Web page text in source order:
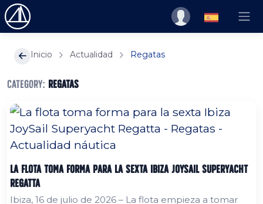
Inicio Actualidad Regatas
Category: Regatas
La flota toma forma para la sexta Ibiza JoySail Superyacht
Regatta
Ibiza, 16 de julio de 2026 – La flota empieza a tomar